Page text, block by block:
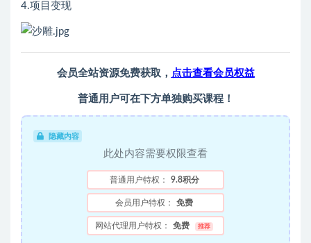
4.项目变现
会员全站资源免费获取， 点击查看会员权益
普通用户可在下方单独购买课程！
隐藏内容
此处内容需要权限查看
普通用户特权： 9.8积分
会员用户特权： 免费
网站代理用户特权： 免费 推荐